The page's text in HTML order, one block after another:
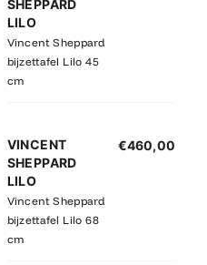
SHEPPARD
LILO
Vincent Sheppard
bijzettafel Lilo 45
cm
VINCENT
SHEPPARD
LILO
Vincent Sheppard
bijzettafel Lilo 68
cm
€460,00